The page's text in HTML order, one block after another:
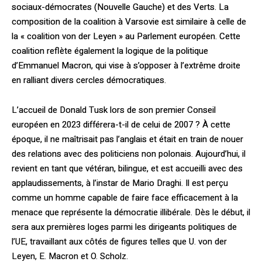
sociaux-démocrates (Nouvelle Gauche) et des Verts. La
composition de la coalition à Varsovie est similaire à celle de
la « coalition von der Leyen » au Parlement européen. Cette
coalition reflète également la logique de la politique
d’Emmanuel Macron, qui vise à s’opposer à l’extrême droite
en ralliant divers cercles démocratiques.
L’accueil de Donald Tusk lors de son premier Conseil
européen en 2023 différera-t-il de celui de 2007 ? À cette
époque, il ne maîtrisait pas l’anglais et était en train de nouer
des relations avec des politiciens non polonais. Aujourd’hui, il
revient en tant que vétéran, bilingue, et est accueilli avec des
applaudissements, à l’instar de Mario Draghi. Il est perçu
comme un homme capable de faire face efficacement à la
menace que représente la démocratie illibérale. Dès le début, il
sera aux premières loges parmi les dirigeants politiques de
l’UE, travaillant aux côtés de figures telles que U. von der
Leyen, E. Macron et O. Scholz.